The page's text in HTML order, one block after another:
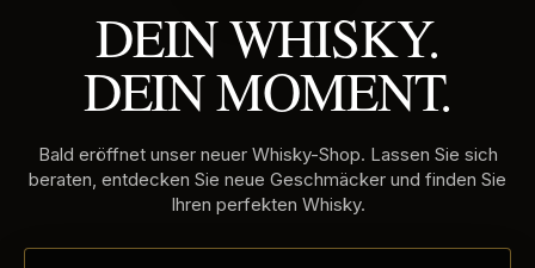
DEIN WHISKY.
DEIN MOMENT.
Bald eröffnet unser neuer Whisky-Shop. Lassen Sie sich
beraten, entdecken Sie neue Geschmäcker und finden Sie
Ihren perfekten Whisky.